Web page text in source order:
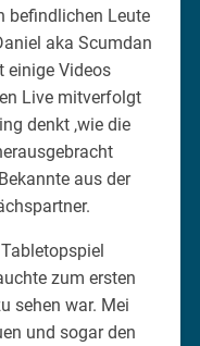
befindlichen Leute
aka Scumdan
einige Videos
Live mitverfolgt
denkt ,wie die
aus der
zum ersten
sehen war. Mei
und sogar den